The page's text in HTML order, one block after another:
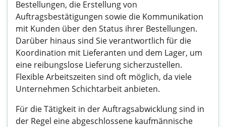
Bestellungen, die Erstellung von
Auftragsbestätigungen sowie die Kommunikation
mit Kunden über den Status ihrer Bestellungen.
Darüber hinaus sind Sie verantwortlich für die
Koordination mit Lieferanten und dem Lager, um
eine reibungslose Lieferung sicherzustellen.
Flexible Arbeitszeiten sind oft möglich, da viele
Unternehmen Schichtarbeit anbieten.
Für die Tätigkeit in der Auftragsabwicklung sind in
der Regel eine abgeschlossene kaufmännische